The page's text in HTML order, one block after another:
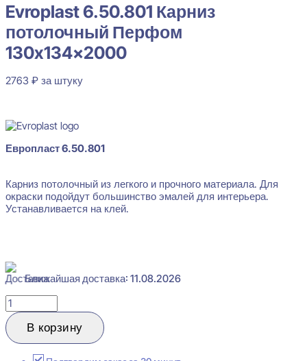
Evroplast 6.50.801 Карниз
потолочный Перфом
130x134x2000
2763 ₽ за штуку
Европласт 6.50.801
Карниз потолочный из легкого и прочного материала. Для
окраски подойдут большинство эмалей для интерьера.
Устанавливается на клей.
Ближайшая доставка: 11.08.2026
Количество
товара
Evroplast
6.50.801
В корзину